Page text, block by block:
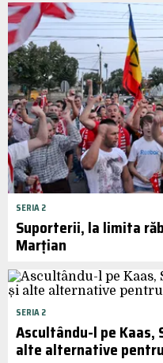
SERIA 2
Suporterii, la limita
Marțian
SERIA 2
Ascultându-l pe Kaas,
alte alternative